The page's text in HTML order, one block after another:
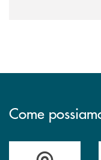
Come
Accedi all' elenco